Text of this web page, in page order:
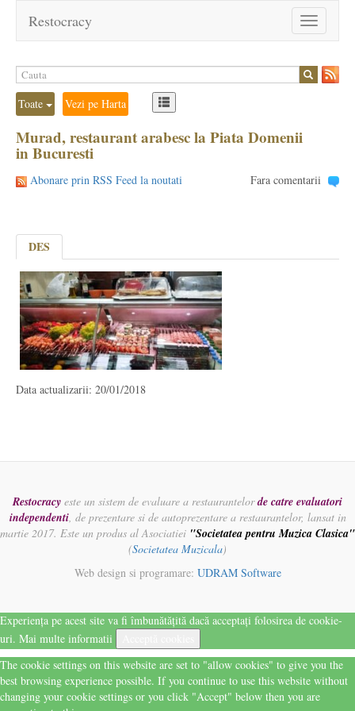
Toggle
navigation
Restocracy
Toate Vezi pe Harta
Murad, restaurant arabesc la Piata Domenii
in Bucuresti
Abonare prin RSS Feed la noutati Fara comentarii
DES
Data actualizarii: 20/01/2018
Restocracy este un sistem de evaluare a restaurantelorde catre evaluatori
independenti, de prezentare si de autoprezentare a restaurantelor, lansat in
martie 2017. Este un produs al Asociatiei "Societatea pentru Muzica Clasica"
(Societatea Muzicala)
Web design si programare: UDRAM Software
Experiența pe acest site va fi îmbunătățită dacă acceptați folosirea de cookie-
uri. Mai multe informatii
The cookie settings on this website are set to "allow cookies" to give you the
best browsing experience possible. If you continue to use this website without
changing your cookie settings or you click "Accept" below then you are